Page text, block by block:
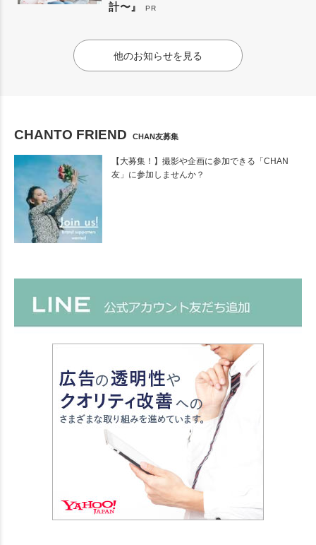
計〜』
PR
他のお知らせを見る
CHANTO FRIEND CHAN友募集
【大募集！】撮影や企画に参加できる「CHAN
友」に参加しませんか？